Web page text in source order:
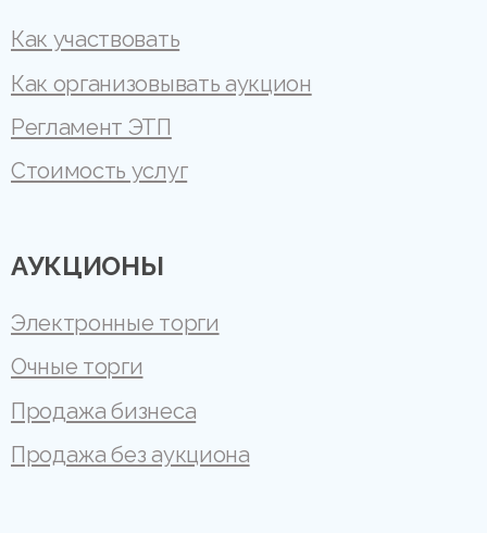
Как участвовать
Как организовывать аукцион
Регламент ЭТП
Стоимость услуг
АУКЦИОНЫ
Электронные торги
Очные торги
Продажа бизнеса
Продажа без аукциона